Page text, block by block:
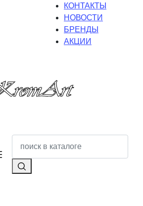
КОНТАКТЫ
НОВОСТИ
БРЕНДЫ
АКЦИИ